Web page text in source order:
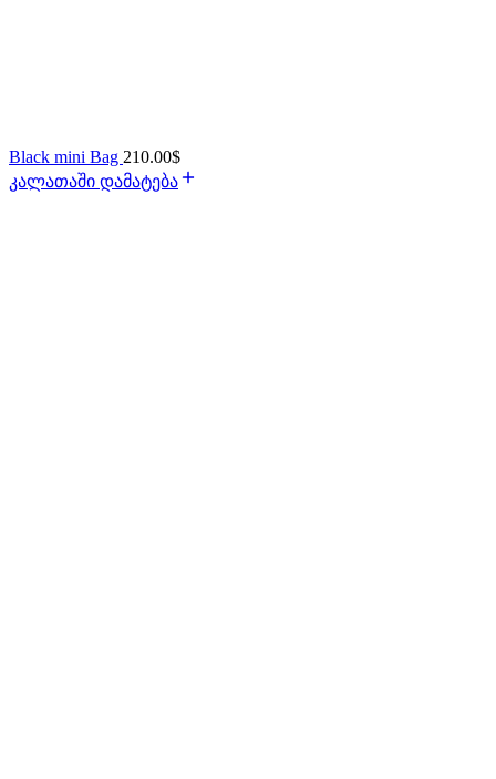
Black mini Bag 210.00$
კალათაში დამატება